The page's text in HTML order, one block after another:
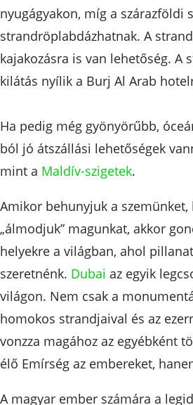
nyugágyakon, míg a szárazföldi
strandröplabdázhatnak. A
kajakozásra is van lehetőség. A
kilátás nyílik a Burj Al Arab
Ha pedig még gyönyörűbb,
ból jó átszállási lehetőségek
mint a Maldív-szigetek.
Amikor behunyjuk a
„álmodjuk” magunkat, akkor
helyekre a világban, ahol
szeretnénk. Dubai az egyik
világon. Nem csak a
homokos strandjaival és az
vonzza magához az egyébként
élő Emírség az embereket,
A magyar ember számára a